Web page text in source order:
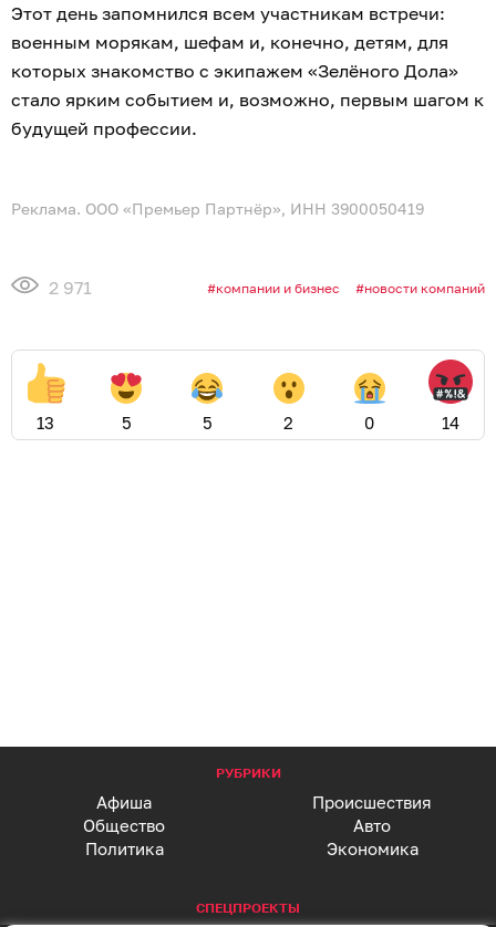
Этот день запомнился всем участникам встречи:
военным морякам, шефам и, конечно, детям, для
которых знакомство с экипажем «Зелёного Дола»
стало ярким событием и, возможно, первым шагом к
будущей профессии.
Реклама. ООО «Премьер Партнёр», ИНН 3900050419
2 971 компании и бизнес новости компаний
13 5 5 2 0 14
РУБРИКИ
Афиша
Происшествия
Общество
Авто
Политика
Экономика
СПЕЦПРОЕКТЫ